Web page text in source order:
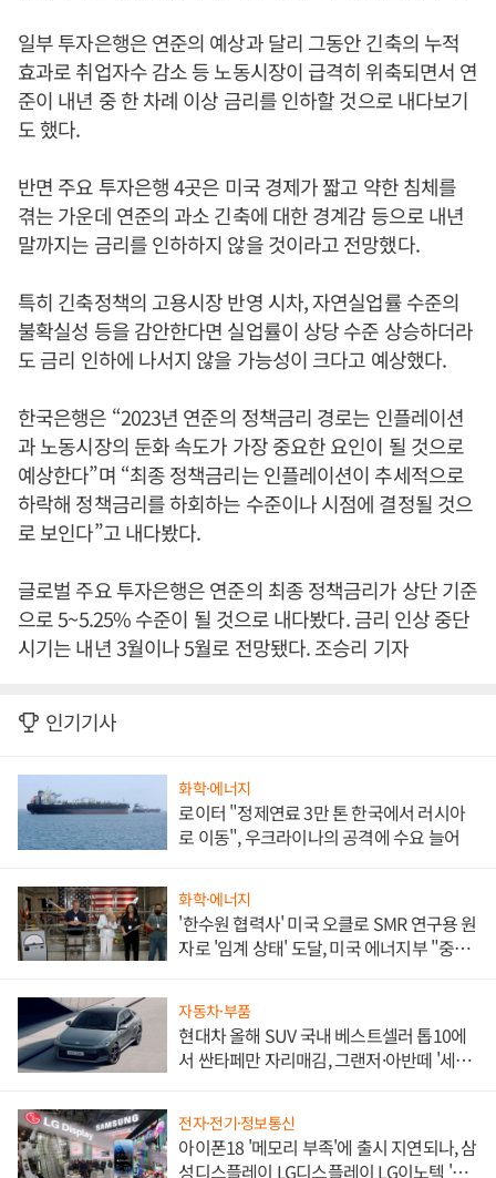
일부 투자은행은 연준의 예상과 달리 그동안 긴축의 누적
효과로 취업자수 감소 등 노동시장이 급격히 위축되면서 연
준이 내년 중 한 차례 이상 금리를 인하할 것으로 내다보기
도 했다.
반면 주요 투자은행 4곳은 미국 경제가 짧고 약한 침체를
겪는 가운데 연준의 과소 긴축에 대한 경계감 등으로 내년
말까지는 금리를 인하하지 않을 것이라고 전망했다.
특히 긴축정책의 고용시장 반영 시차, 자연실업률 수준의
불확실성 등을 감안한다면 실업률이 상당 수준 상승하더라
도 금리 인하에 나서지 않을 가능성이 크다고 예상했다.
한국은행은 “2023년 연준의 정책금리 경로는 인플레이션
과 노동시장의 둔화 속도가 가장 중요한 요인이 될 것으로
예상한다”며 “최종 정책금리는 인플레이션이 추세적으로
하락해 정책금리를 하회하는 수준이나 시점에 결정될 것으
로 보인다”고 내다봤다.
글로벌 주요 투자은행은 연준의 최종 정책금리가 상단 기준
으로 5~5.25% 수준이 될 것으로 내다봤다. 금리 인상 중단
시기는 내년 3월이나 5월로 전망됐다. 조승리 기자
인기기사
화학·에너지
로이터 "정제연료 3만 톤 한국에서 러시아
로 이동", 우크라이나의 공격에 수요 늘어
화학·에너지
'한수원 협력사' 미국 오클로 SMR 연구용 원
자로 '임계 상태' 도달, 미국 에너지부 "중요
자동차·부품
현대차 올해 SUV 국내 베스트셀러 톱10에
서 싼타페만 자리매김, 그랜저·아반떼 '세단
전자·전기·정보통신
아이폰18 '메모리 부족'에 출시 지연되나, 삼
성디스플레이 LG디스플레이 LG이노텍 '탈